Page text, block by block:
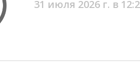
31 июля 2026 г. в